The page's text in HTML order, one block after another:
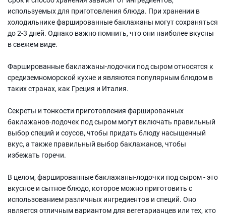
используемых для приготовления блюда. При хранении в
холодильнике фаршированные баклажаны могут сохраняться
до 2-3 дней. Однако важно помнить, что они наиболее вкусны
в свежем виде.
Фаршированные баклажаны-лодочки под сыром относятся к
средиземноморской кухне и являются популярным блюдом в
таких странах, как Греция и Италия.
Секреты и тонкости приготовления фаршированных
баклажанов-лодочек под сыром могут включать правильный
выбор специй и соусов, чтобы придать блюду насыщенный
вкус, а также правильный выбор баклажанов, чтобы
избежать горечи.
В целом, фаршированные баклажаны-лодочки под сыром - это
вкусное и сытное блюдо, которое можно приготовить с
использованием различных ингредиентов и специй. Оно
является отличным вариантом для вегетарианцев или тех, кто